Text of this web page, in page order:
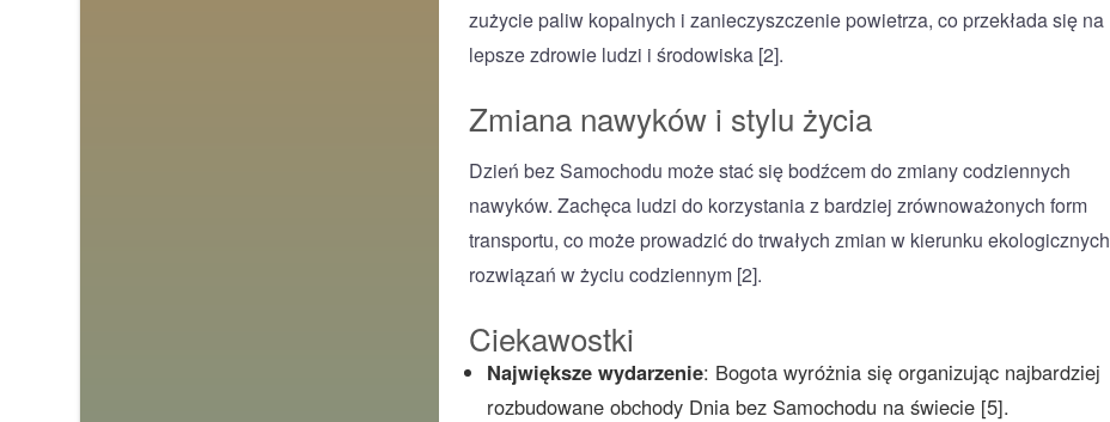
zużycie paliw kopalnych i zanieczyszczenie powietrza, co przekłada się na
lepsze zdrowie ludzi i środowiska [2].
Zmiana nawyków i stylu życia
Dzień bez Samochodu może stać się bodźcem do zmiany codziennych
nawyków. Zachęca ludzi do korzystania z bardziej zrównoważonych form
transportu, co może prowadzić do trwałych zmian w kierunku ekologicznych
rozwiązań w życiu codziennym [2].
Ciekawostki
Największe wydarzenie: Bogota wyróżnia się organizując najbardziej
rozbudowane obchody Dnia bez Samochodu na świecie [5].